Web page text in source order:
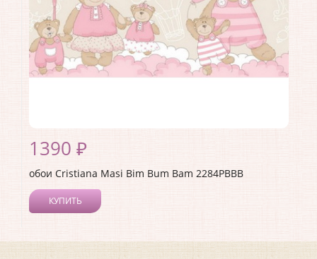
1390 ₽
обои Cristiana Masi Bim Bum Bam 2284PBBB
КУПИТЬ
Длина рулона: